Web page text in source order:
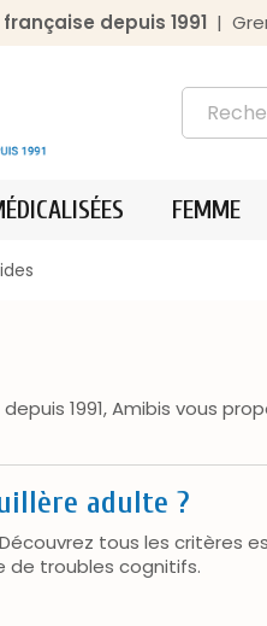
depuis 1991 |
FEMME
1991, Amibis vous
adulte ?
tous les critères
de troubles cognitifs.